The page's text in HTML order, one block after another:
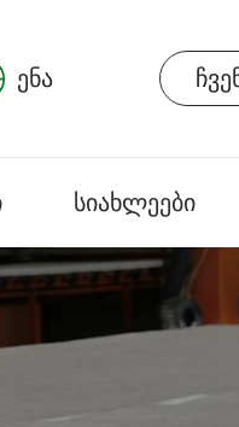
ენა
სიახლეები